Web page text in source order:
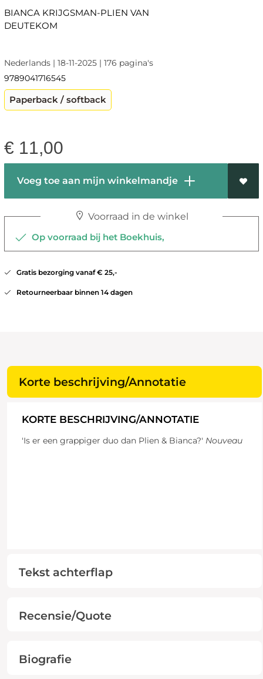
BIANCA KRIJGSMAN-PLIEN VAN
DEUTEKOM
Nederlands | 18-11-2025 | 176 pagina's
9789041716545
Paperback / softback
€ 11,00
Voeg toe aan mijn winkelmandje
Voorraad in de winkel
Op voorraad bij het Boekhuis,
Gratis bezorging vanaf € 25,-
Retourneerbaar binnen 14 dagen
Korte beschrijving/Annotatie
KORTE BESCHRIJVING/ANNOTATIE
'Is er een grappiger duo dan Plien & Bianca?' Nouveau
Tekst achterflap
Recensie/Quote
Biografie